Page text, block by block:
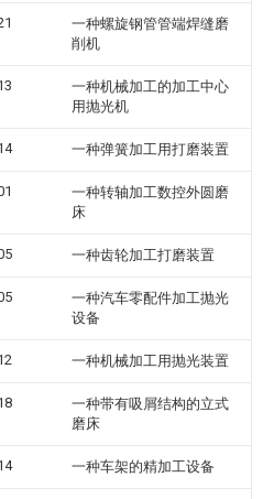
一种螺旋钢管管端焊缝磨
削机
一种机械加工的加工中心
用抛光机
一种弹簧加工用打磨装置
一种转轴加工数控外圆磨
床
一种齿轮加工打磨装置
一种汽车零配件加工抛光
设备
一种机械加工用抛光装置
一种带有吸屑结构的立式
磨床
一种车架的精加工设备